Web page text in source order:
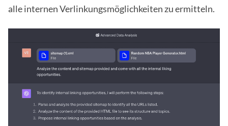
alle internen Verlinkungsmöglichkeiten zu ermitteln.